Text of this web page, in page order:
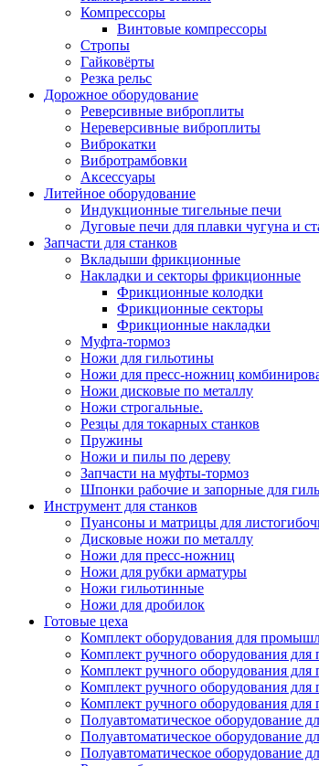
Компрессоры
Винтовые компрессоры
Стропы
Гайковёрты
Резка рельс
Дорожное оборудование
Реверсивные виброплиты
Нереверсивные виброплиты
Виброкатки
Вибротрамбовки
Аксессуары
Литейное оборудование
Индукционные тигельные печи
Дуговые печи для плавки чугуна и
Запчасти для станков
Вкладыши фрикционные
Накладки и секторы фрикционные
Фрикционные колодки
Фрикционные секторы
Фрикционные накладки
Муфта-тормоз
Ножи для гильотины
Ножи для пресс-ножниц
Ножи дисковые по металлу
Ножи строгальные.
Резцы для токарных станков
Пружины
Ножи и пилы по дереву
Запчасти на муфты-тормоз
Шпонки рабочие и запорные для
Инструмент для станков
Пуансоны и матрицы для
Дисковые ножи по металлу
Ножи для пресс-ножниц
Ножи для рубки арматуры
Ножи гильотинные
Ножи для дробилок
Готовые цеха
Комплект оборудования для
Комплект ручного оборудования для
Комплект ручного оборудования для
Комплект ручного оборудования для
Комплект ручного оборудования
Полуавтоматическое оборудование
Полуавтоматическое оборудование
Полуавтоматическое оборудование